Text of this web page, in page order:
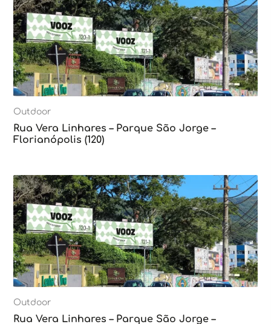
Outdoor
Rua Vera Linhares – Parque São Jorge –
Florianópolis (120)
Outdoor
Rua Vera Linhares – Parque São Jorge –